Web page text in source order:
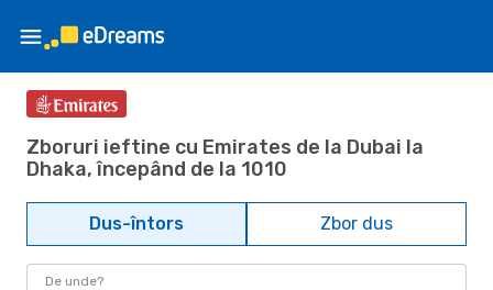
Zboruri ieftine cu Emirates de la Dubai la
Dhaka, începând de la 1010
Dus-întors Zbor dus
De unde?